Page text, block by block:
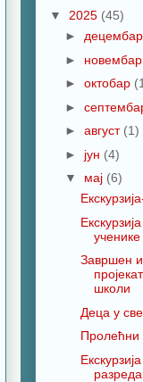
▼ 2025 (45)
► децембар
► новембар
► октобар
►
► август (1)
► јун (4)
▼ мај (6)
Завршен
школи
Деца у
Пролећни